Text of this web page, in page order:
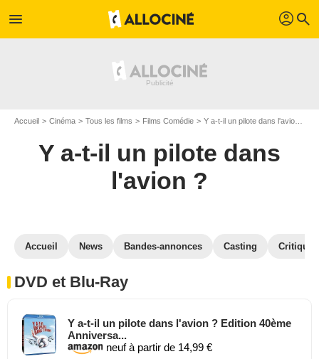
menu profil search
Accueil Cinéma Tous les films Films Comédie Y a-t-il un pilote dans l'avion ?
Y a-t-il un pilote dans
l'avion ?
Accueil News Bandes-annonces Casting
DVD et Blu-Ray
Y a-t-il un pilote dans l'avion ? Edition 40ème
Anniversa...
neuf à partir de 14,99 €